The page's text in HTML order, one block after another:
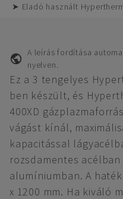
➤ Eladó használt
A leírás fordítása
nyelven.
Ez a 3 tengelyes
ben készült, és
400XD
vágást kínál,
kapacitással
rozsdamentes acélban
alumíniumban. A
x 1200 mm. Ha kiváló